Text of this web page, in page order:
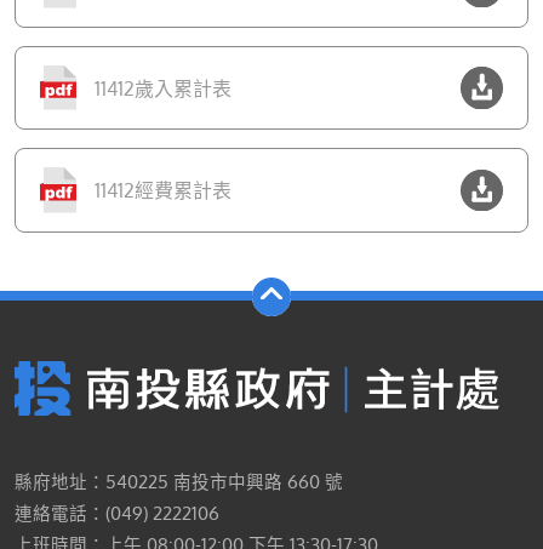
11412歲入累計表
11412經費累計表
縣府地址：540225 南投市中興路 660 號
連絡電話：(049) 2222106